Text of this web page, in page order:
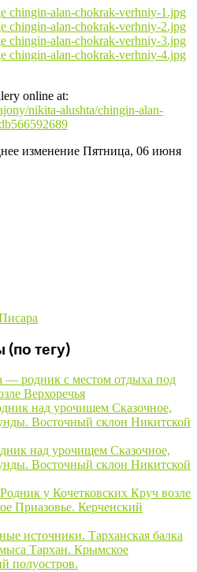
online at:
nikita-alushta/chingin-alan-
изменение Пятница, 06 июня
тегу)
— родник с местом отдыха под
Верхоречья
над урочищем Сказочное,
Восточный склон Никитской
над урочищем Сказочное,
Восточный склон Никитской
у Кочетковских Круч возле
Приазовье. Керченский
источники. Тарханская балка
Тархан. Крымское
полуостров.